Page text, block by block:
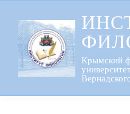
содержанию
Крымский